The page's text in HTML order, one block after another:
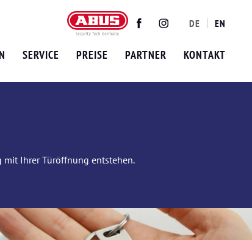
TwitterFacebookInstagram
DE EN
SERVICE PREISE PARTNER KONTAKT
mit Ihrer Türöffnung entstehen.